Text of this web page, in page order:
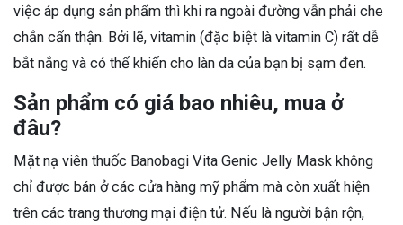
việc áp dụng sản phẩm thì khi ra ngoài đường vẫn phải che
chắn cẩn thận. Bởi lẽ, vitamin (đặc biệt là vitamin C) rất dễ
bắt nắng và có thể khiến cho làn da của bạn bị sạm đen.
Sản phẩm có giá bao nhiêu, mua ở
đâu?
Mặt nạ viên thuốc Banobagi Vita Genic Jelly Mask không
chỉ được bán ở các cửa hàng mỹ phẩm mà còn xuất hiện
trên các trang thương mại điện tử. Nếu là người bận rộn,